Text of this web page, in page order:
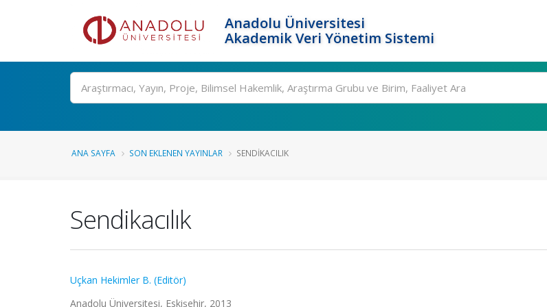
Anadolu Üniversitesi
Akademik Veri Yönetim Sistemi
Ara
ANA SAYFA SON EKLENEN YAYINLAR SENDIKACILIK
Sendikacılık
Uçkan Hekimler B. (Editör)
Anadolu Üniversitesi, Eskişehir, 2013